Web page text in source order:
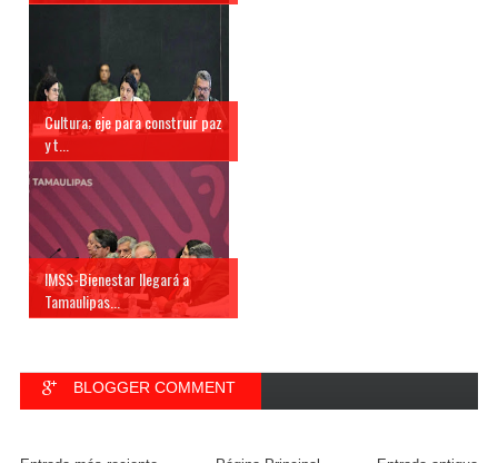
Cultura; eje para construir paz
y t...
IMSS-Bienestar llegará a
Tamaulipas...
BLOGGER COMMENT